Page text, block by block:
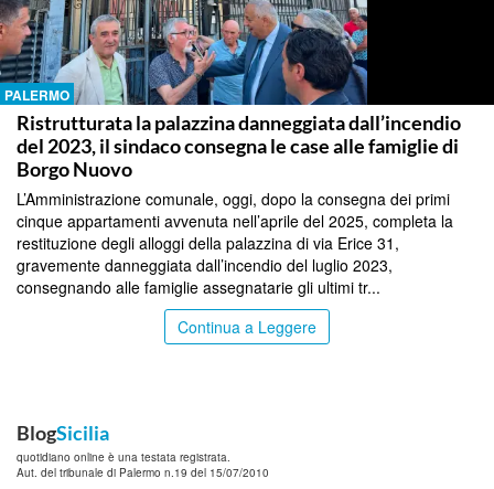
PALERMO
Ristrutturata la palazzina danneggiata dall’incendio
del 2023, il sindaco consegna le case alle famiglie di
Borgo Nuovo
L’Amministrazione comunale, oggi, dopo la consegna dei primi
cinque appartamenti avvenuta nell’aprile del 2025, completa la
restituzione degli alloggi della palazzina di via Erice 31,
gravemente danneggiata dall’incendio del luglio 2023,
consegnando alle famiglie assegnatarie gli ultimi tr...
Continua a Leggere
BlogSicilia
quotidiano online è una testata registrata.
Aut. del tribunale di Palermo n.19 del 15/07/2010